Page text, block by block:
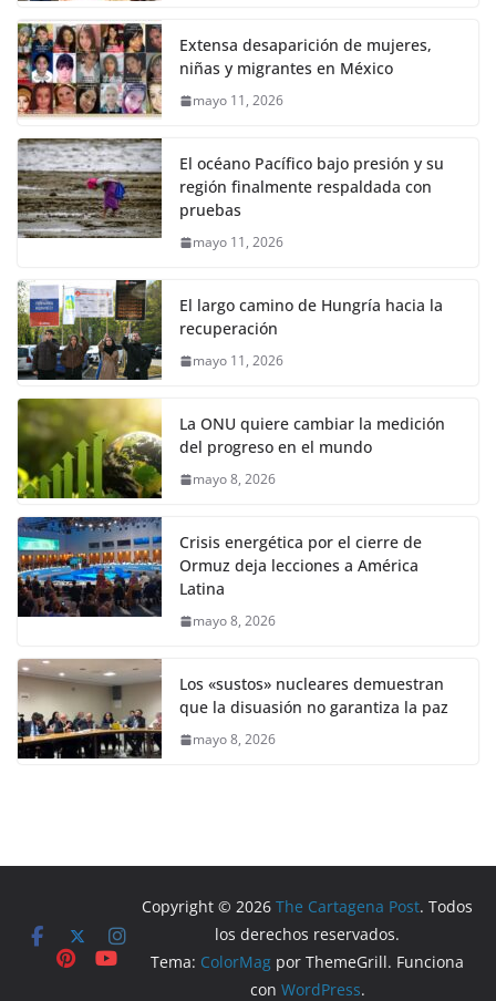
Extensa desaparición de mujeres,
niñas y migrantes en México
mayo 11, 2026
El océano Pacífico bajo presión y su
región finalmente respaldada con
pruebas
mayo 11, 2026
El largo camino de Hungría hacia la
recuperación
mayo 11, 2026
La ONU quiere cambiar la medición
del progreso en el mundo
mayo 8, 2026
Crisis energética por el cierre de
Ormuz deja lecciones a América
Latina
mayo 8, 2026
Los «sustos» nucleares demuestran
que la disuasión no garantiza la paz
mayo 8, 2026
Copyright © 2026The Cartagena Post. Todos
los derechos reservados.
Tema: ColorMag por ThemeGrill. Funciona
con WordPress.